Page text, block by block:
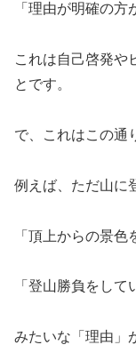
「理由が明確の方
これは自己啓発や
とです。
で、これはこの通
例えば、ただ山に
「頂上からの景色
「登山勝負をして
みたいな「理由」